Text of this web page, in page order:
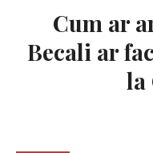
Cum ar
Becali ar
la